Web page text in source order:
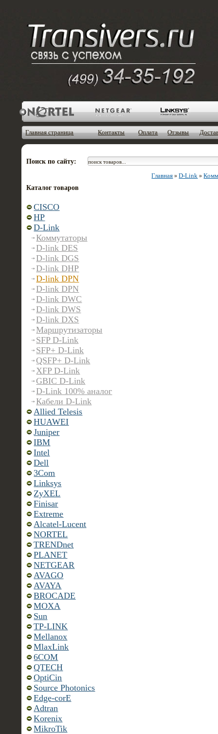
Главная страница Контакты Оплата Отзывы
Поиск по сайту:
Каталог товаров
CISCO
HP
D-Link
Коммутаторы
D-link DES
D-link DGS
D-link DHP
D-link DPN
D-link DPN
D-link DWC
D-link DWS
D-link DXS
Маршрутизаторы
SFP D-Link
SFP+ D-Link
QSFP+ D-Link
XFP D-Link
GBIC D-Link
D-Link 100% аналог
Кабели D-Link
Allied Telesis
HUAWEI
Juniper
IBM
Intel
Dell
3Com
Linksys
ZyXEL
Finisar
Extreme
Alcatel-Lucent
NORTEL
TRENDnet
PLANET
NETGEAR
AVAGO
AVAYA
BROCADE
MOXA
Sun
TP-LINK
Mellanox
MlaxLink
6COM
QTECH
OptiCin
Source Photonics
Edge-corE
Adtran
Korenix
MikroTik
Главная »D-Link »